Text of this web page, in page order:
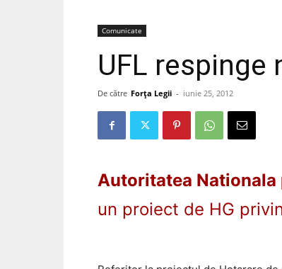
Comunicate
UFL respinge
De către Forța Legii - iunie 25, 2012
Autoritatea
un proiect de HG